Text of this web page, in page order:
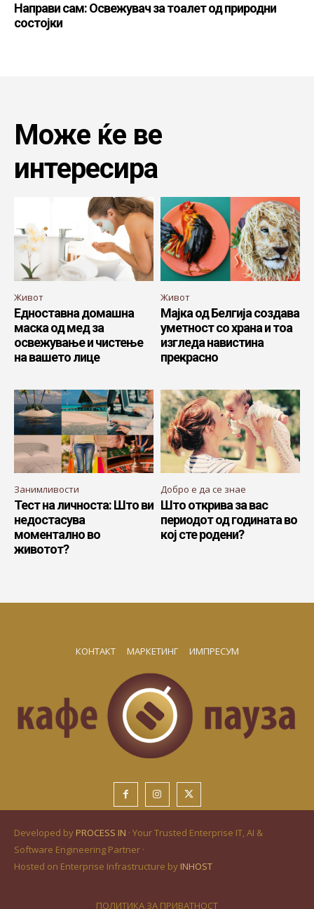
Направи сам: Освежувач за тоалет од природни
состојки
Може ќе ве
интересира
Живот
Едноставна домашна
маска од мед за
освежување и чистење
на вашето лице
Живот
Мајка од Белгија создава
уметност со храна и тоа
изгледа навистина
прекрасно
Занимливости
Тест на личноста: Што ви
недостасува
моментално во
животот?
Добро е да се знае
Што открива за вас
периодот од годината во
кој сте родени?
КОНТАКТ МАРКЕТИНГ ИМПРЕСУМ
Developed by PROCESS IN · Your Trusted Enterprise IT, AI &
Software Engineering Partner ·
Hosted on Enterprise Infrastructure by INHOST
ПОЛИТИКА ЗА ПРИВАТНОСТ